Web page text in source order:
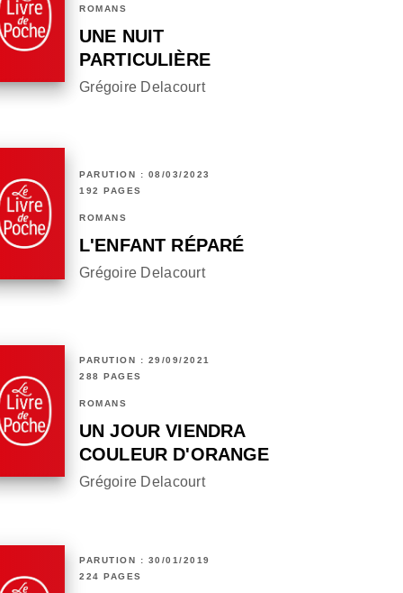
ROMANS
UNE NUIT
PARTICULIÈRE
Grégoire Delacourt
PARUTION : 08/03/2023
192 PAGES
ROMANS
L'ENFANT RÉPARÉ
Grégoire Delacourt
PARUTION : 29/09/2021
288 PAGES
ROMANS
UN JOUR VIENDRA
COULEUR D'ORANGE
Grégoire Delacourt
PARUTION : 30/01/2019
224 PAGES